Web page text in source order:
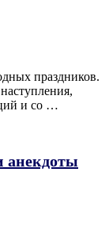
праздников.
и со …
анекдоты